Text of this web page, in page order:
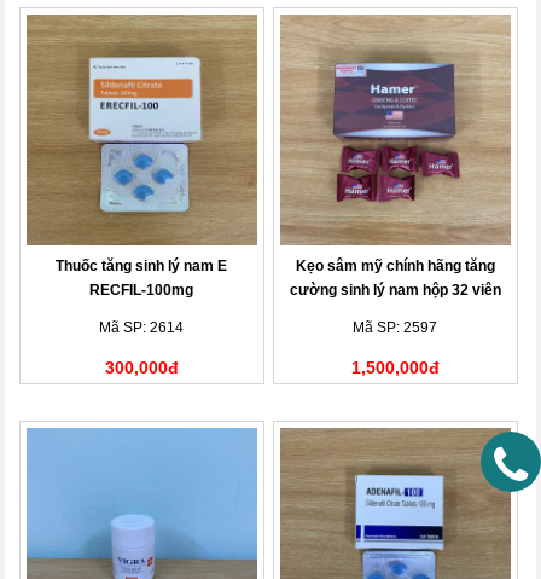
Thuốc tăng sinh lý nam E
RECFIL-100mg
Mã SP: 2614
300,000đ
Kẹo sâm mỹ chính hãng tăng
cường sinh lý nam hộp 32 viên
Mã SP: 2597
1,500,000đ